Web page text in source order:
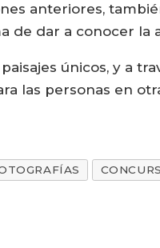
anteriores,
de dar a conocer la
únicos, y a
las personas en